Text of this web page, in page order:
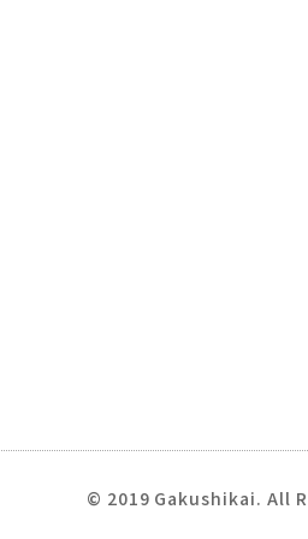
© 2019 Gakushikai. All